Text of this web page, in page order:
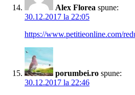
Alex Florea spune:
30.12.2017 la 22:05
https://www.petitieonline.com/
porumbei.ro spune:
30.12.2017 la 22:46